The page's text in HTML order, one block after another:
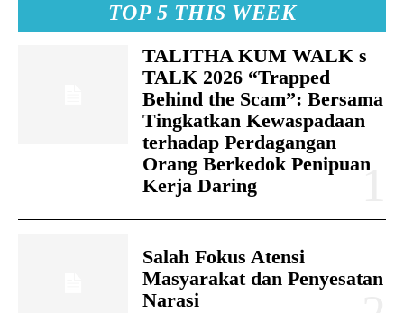
TOP 5 THIS WEEK
TALITHA KUM WALK s
TALK 2026 “Trapped
Behind the Scam”: Bersama
Tingkatkan Kewaspadaan
terhadap Perdagangan
Orang Berkedok Penipuan
Kerja Daring
Salah Fokus Atensi
Masyarakat dan Penyesatan
Narasi